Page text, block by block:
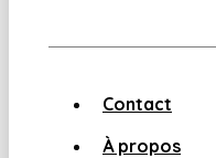
Contact
À propos